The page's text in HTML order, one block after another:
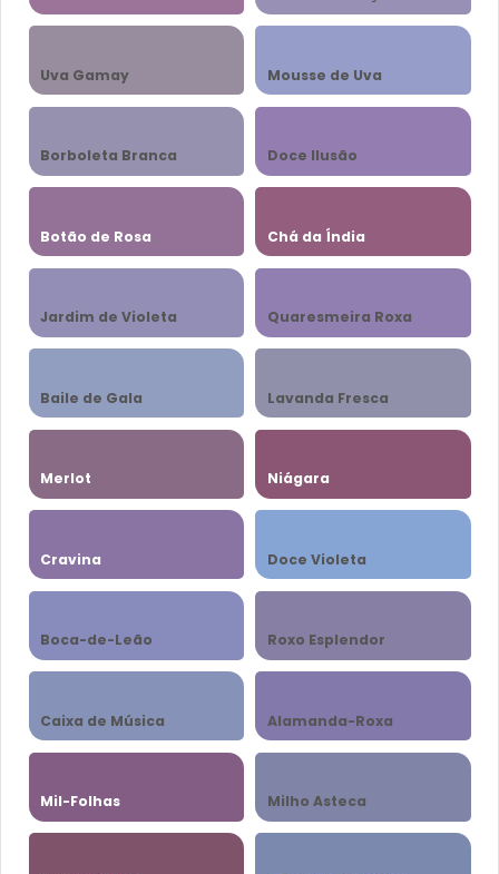
Uva Gamay Mousse de Uva
Borboleta Branca Doce Ilusão
Botão de Rosa Chá da Índia
Jardim de Violeta Quaresmeira Roxa
Baile de Gala Lavanda Fresca
Merlot Niágara
Cravina Doce Violeta
Boca-de-Leão Roxo Esplendor
Caixa de Música Alamanda-Roxa
Mil-Folhas Milho Asteca